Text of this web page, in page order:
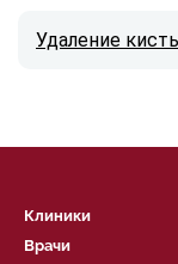
Удаление
Клиники
Врачи